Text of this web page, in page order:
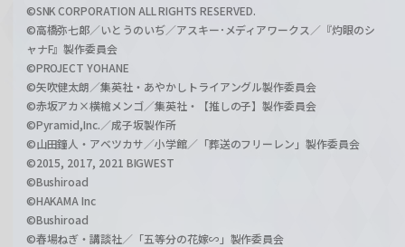
©SNK CORPORATION ALL RIGHTS RESERVED.
©高橋弥七郎／いとうのいぢ／アスキー･メディアワークス／『灼眼のシ
ャナF』製作委員会
©PROJECT YOHANE
©矢吹健太朗／集英社・あやかしトライアングル製作委員会
©赤坂アカ×横槍メンゴ／集英社・【推しの子】製作委員会
©Pyramid,Inc.／成子坂製作所
©山田鐘人・アベツカサ／小学館／「葬送のフリーレン」製作委員会
©2015, 2017, 2021 BIGWEST
©Bushiroad
©HAKAMA Inc
©Bushiroad
©春場ねぎ・講談社／「五等分の花嫁∽」製作委員会